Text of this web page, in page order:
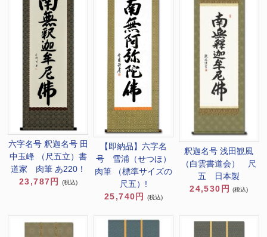
六字名号 釈迦名号 田
中玉峰 （尺五立）書
道家 肉筆 あ220！
23,787円
(税込)
【即納品】六字名
号 雪浦（せつほ）
肉筆 （標準サイズの
尺五）!
25,740円
(税込)
釈迦名号 浅田観風
（白雲書道会） 尺
五 日本製
24,530円
(税込)